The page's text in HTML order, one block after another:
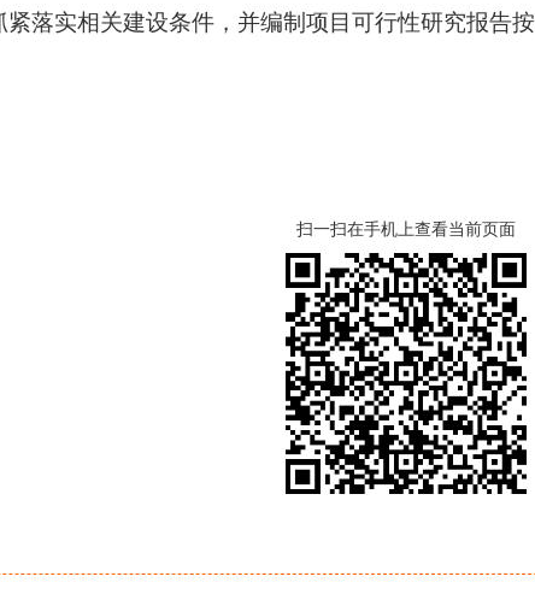
落实相关建设条件，并编制项目可行性研究报告按
扫一扫在手机上查看当前页面